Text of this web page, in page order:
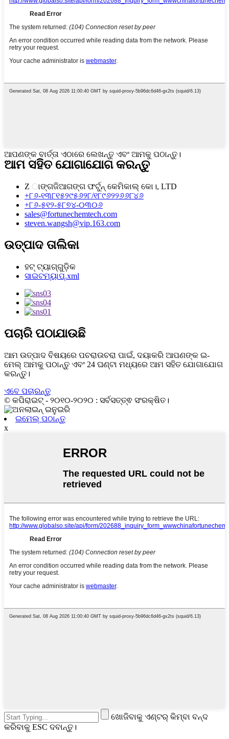
ଆପଣଙ୍କ ବାର୍ତ୍ତା ଏଠାରେ ଲେଖନ୍ତୁ ଏବଂ ଆମକୁ ପଠାନ୍ତୁ।
ଆମ ସହିତ ଯୋଗାଯୋଗ କରନ୍ତୁ
Z ାଙ୍ଗଜିଆଗଙ୍ଗ ଫର୍ଟୁନ୍ କେମିକାଲ୍ କୋ।, LTD
+୮୬-୧୩୮୧୫୨୯୫୬୨୮/୧୮୯୬୨୨୬୬୮୪୬
+୮୬-୫୧୨-୫୮୭୪-୦୩୦୬
sales@fortunechemtech.com
steven.wangsh@vip.163.com
ଉତ୍ପାଦ ତାଲିକା
ହଟ୍ ଟ୍ୟାଗ୍‌ଗୁଡ଼ିକ
ସାଇଟମ୍ୟାପ୍.xml
ପଚାରି ପଠାଯାଉଛି
ଆମ ଉତ୍ପାଦ ବିଷୟରେ ପଚରାଉଚରା ପାଇଁ, ଦୟାକରି ଆପଣଙ୍କ ଇ-
ମେଲ୍ ଆମକୁ ପଠାନ୍ତୁ ଏବଂ 24 ଘଣ୍ଟା ମଧ୍ୟରେ ଆମ ସହିତ ଯୋଗାଯୋଗ
କରନ୍ତୁ।
ଏବେ ପଚାରନ୍ତୁ
© କପିରାଇଟ୍ - ୨୦୧୦-୨୦୨୦ : ସର୍ବସତ୍ତ୍ଵ ସଂରକ୍ଷିତ।
ଇମେଲ୍ ପଠାନ୍ତୁ
x
ଖୋଜିବାକୁ ଏଣ୍ଟର୍ କିମ୍ବା ବନ୍ଦ
କରିବାକୁ ESC ଦବାନ୍ତୁ।